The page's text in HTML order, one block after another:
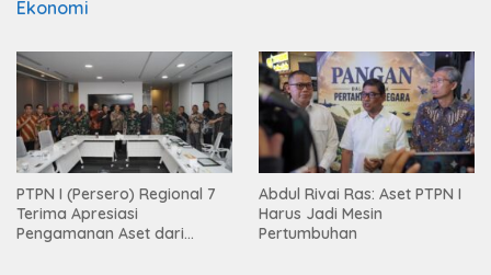
Ekonomi
PTPN I (Persero) Regional 7
Terima Apresiasi
Pengamanan Aset dari
Abdul Rivai Ras: Aset PTPN I
Harus Jadi Mesin
Pertumbuhan